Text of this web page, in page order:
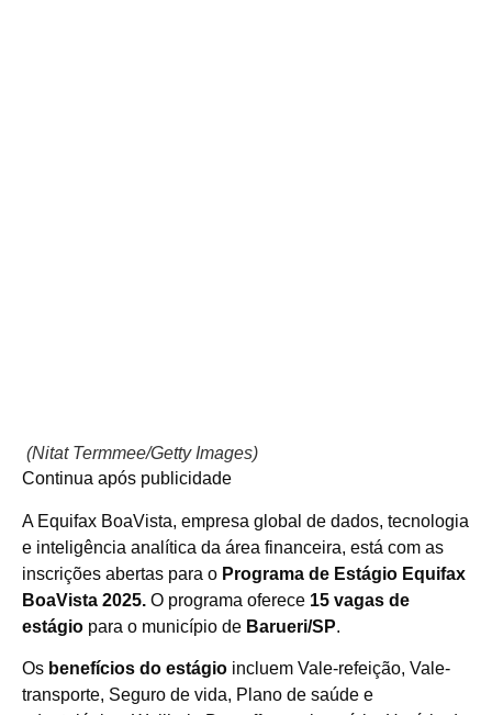
(Nitat Termmee/Getty Images)
Continua após publicidade
A Equifax BoaVista, empresa global de dados, tecnologia
e inteligência analítica da área financeira, está com as
inscrições abertas para o Programa de Estágio Equifax
BoaVista 2025. O programa oferece 15 vagas de
estágio para o município de Barueri/SP.
Os benefícios do estágio incluem Vale-refeição, Vale-
transporte, Seguro de vida, Plano de saúde e